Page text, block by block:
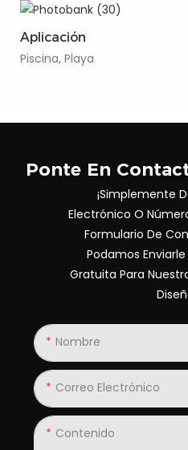
Aplicación
Piscina, Playa
Ponte En
¡Simplemente
Electrónico O
Formulario De
Podamos
Gratuita Para
Nombre
Correo Electrónico
Contenido